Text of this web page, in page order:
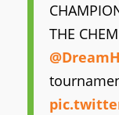
THE